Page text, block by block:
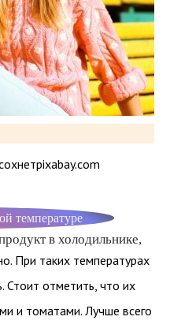
температуре
в холодильнике,
При таких температурах
Стоит отметить, что их
и томатами. Лучше всего